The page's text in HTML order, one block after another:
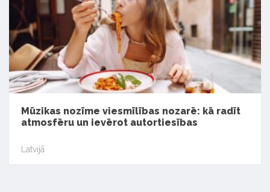
Mūzikas nozīme viesmīlības nozarē: kā radīt
atmosfēru un ievērot autortiesības
Latvijā